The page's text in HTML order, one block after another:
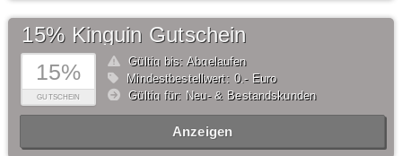
15%
GUTSCHEIN
15% Kinguin Gutschein
Gültig bis: Abgelaufen
Mindestbestellwert: 0,- Euro
Gültig für: Neu- & Bestandskunden
Anzeigen